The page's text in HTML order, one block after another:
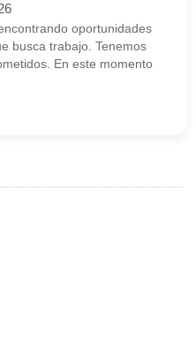
oportunidades
busca trabajo. Tenemos
En este momento